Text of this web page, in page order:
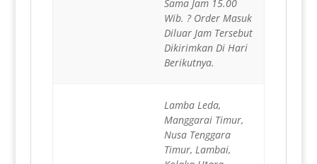
Sama Jam 15.00
Wib. ? Order Masuk
Diluar Jam Tersebut
Dikirimkan Di Hari
Berikutnya.
Lamba Leda,
Manggarai Timur,
Nusa Tenggara
Timur, Lambai,